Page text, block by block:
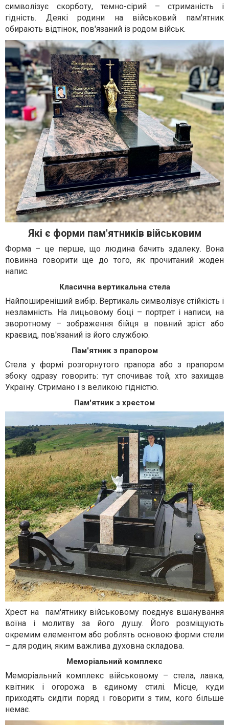
символізує скорботу, темно-сірий – стриманість і
гідність. Деякі родини на військовий пам'ятник
обирають відтінок, пов'язаний із родом військ.
Які є форми пам'ятників військовим
Форма – це перше, що людина бачить здалеку. Вона
повинна говорити ще до того, як прочитаний жоден
напис.
Класична вертикальна стела
Найпоширеніший вибір. Вертикаль символізує стійкість і
незламність. На лицьовому боці – портрет і написи, на
зворотному – зображення бійця в повний зріст або
краєвид, пов'язаний із його службою.
Пам'ятник з прапором
Стела у формі розгорнутого прапора або з прапором
збоку одразу говорить: тут спочиває той, хто захищав
Україну. Стримано і з великою гідністю.
Пам'ятник з хрестом
Хрест на пам'ятнику військовому поєднує вшанування
воїна і молитву за його душу. Його розміщують
окремим елементом або роблять основою форми стели
– для родин, яким важлива духовна складова.
Меморіальний комплекс
Меморіальний комплекс військовому – стела, лавка,
квітник і огорожа в єдиному стилі. Місце, куди
приходять сидіти поряд і говорити з тим, кого більше
немає.